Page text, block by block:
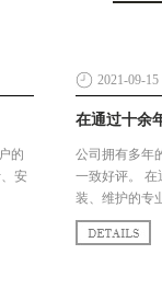
的
安
2021-09-15
在通过十余
公司拥有多年
一致好评。 在
装、维护的专